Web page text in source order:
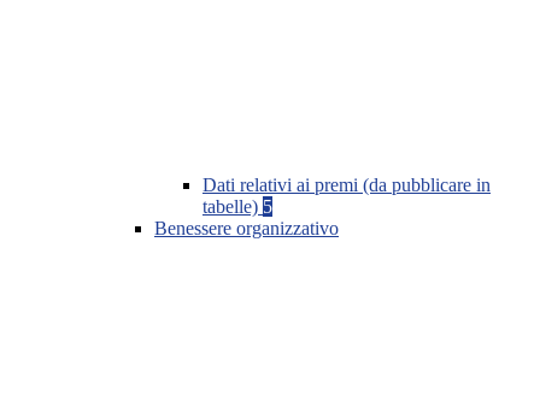
Dati relativi ai premi (da pubblicare in
tabelle) 5
Benessere organizzativo